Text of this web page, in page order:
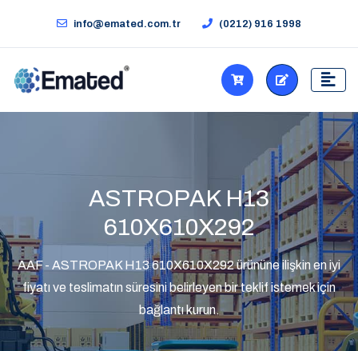
info@emated.com.tr (0212) 916 1998
ASTROPAK H13
610X610X292
AAF - ASTROPAK H13 610X610X292 ürününe ilişkin en iyi
fiyatı ve teslimatın süresini belirleyen bir teklif istemek için
bağlantı kurun.